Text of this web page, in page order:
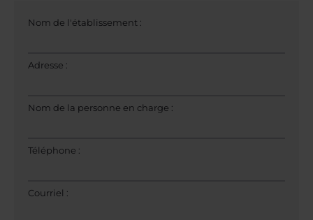
Nom de l'établissement :
Adresse :
Nom de la personne en charge :
Téléphone :
Courriel :